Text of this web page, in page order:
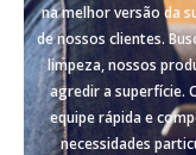
na melhor versão da
de nossos clientes.
limpeza, nossos
agredir a superfície.
equipe rápida e
necessidades